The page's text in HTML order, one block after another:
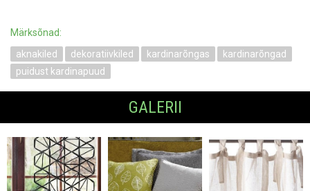
Märksõnad:
aknakiled
dekoratiivkiled kardinarõngas
kardinarõngad
puidust kardinapuud
GALERII